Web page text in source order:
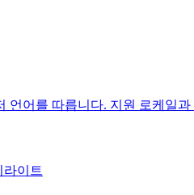
언어를 따릅니다. 지원 로케일
라이트